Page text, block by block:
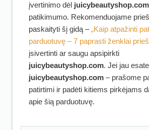
įvertinimo dėl juicybeautyshop.com
patikimumo. Rekomenduojame
paskaityti šį gidą –„Kaip atpažinti
parduotuvę – 7 paprasti ženklai
įsivertinti ar saugu apsipirkti
juicybeautyshop.com. Jei jau
juicybeautyshop.com – prašome
patirtimi ir padėti kitiems pirkėjams
apie šią parduotuvę.